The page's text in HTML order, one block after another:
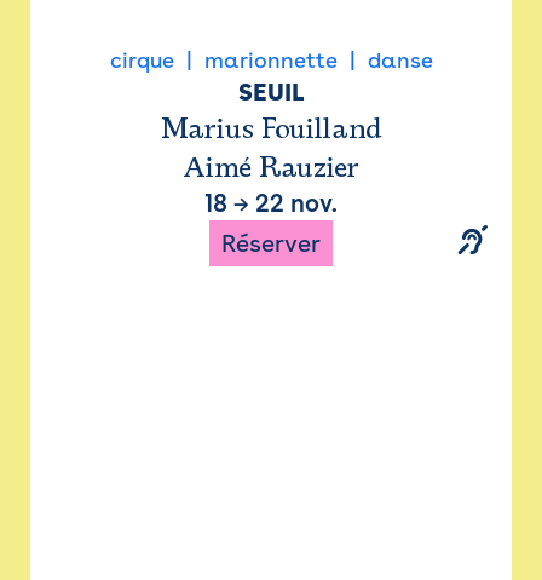
cirque marionnette danse
SEUIL
Marius Fouilland
Aimé Rauzier
18 → 22 nov.
Réserver